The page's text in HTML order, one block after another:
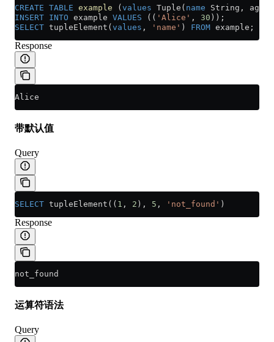
CREATE TABLE example ( values Tuple( name String, age
INSERT INTO example VALUES (( 'Alice' , 30 ));
SELECT tupleElement( values , 'name' ) FROM example;
Response
Alice
带默认值
Query
SELECT tupleElement(( 1 , 2 ), 5 , 'not_found' )
Response
not_found
运算符语法
Query